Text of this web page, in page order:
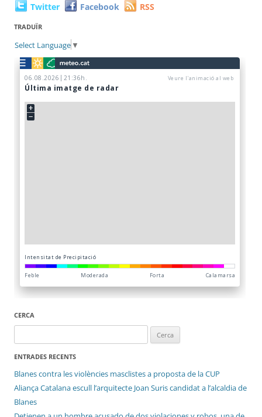
Twitter Facebook RSS
TRADUÏR
Select Language ▼
CERCA
ENTRADES RECENTS
Blanes contra les violències masclistes a proposta de la CUP
Aliança Catalana escull l’arquitecte Joan Suris candidat a l’alcaldia de
Blanes